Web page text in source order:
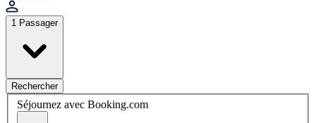
1 Passager
Rechercher
Séjournez avec Booking.com